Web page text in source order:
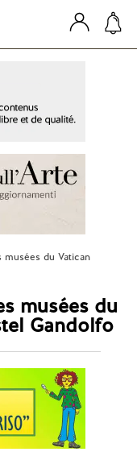
du Vatican
musées du
Gandolfo